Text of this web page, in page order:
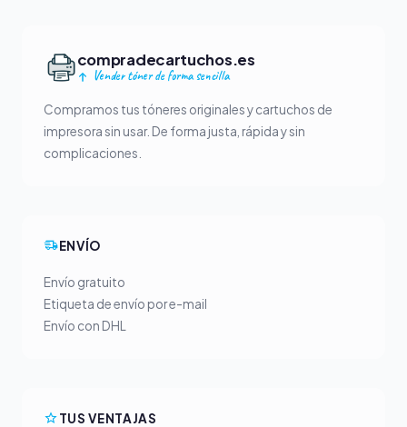
compradecartuchos.es
Vender tóner de forma sencilla
Compramos tus tóneres originales y cartuchos de
impresora sin usar. De forma justa, rápida y sin
complicaciones.
ENVÍO
Envío gratuito
Etiqueta de envío por e-mail
Envío con DHL
TUS VENTAJAS